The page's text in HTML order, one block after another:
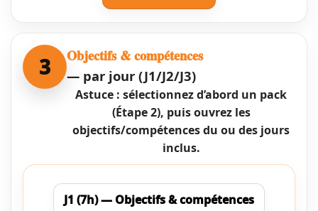
3 Objectifs & compétences
— par jour (J1/J2/J3)
Astuce : sélectionnez d’abord un pack
(Étape 2), puis ouvrez les
objectifs/compétences du ou des jours
inclus.
J1 (7h) — Objectifs & compétences